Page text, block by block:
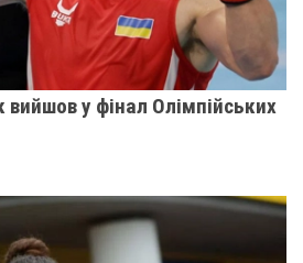
у фінал Олімпійських